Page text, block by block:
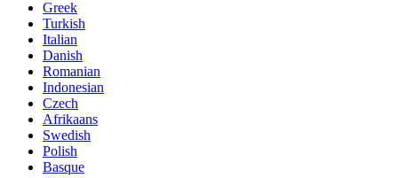
Greek
Turkish
Italian
Danish
Romanian
Indonesian
Czech
Afrikaans
Swedish
Polish
Basque